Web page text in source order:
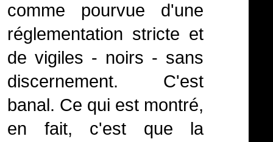
comme pourvue d'une
réglementation stricte et
de vigiles - noirs - sans
discernement. C'est
banal. Ce qui est montré,
en fait, c'est que la